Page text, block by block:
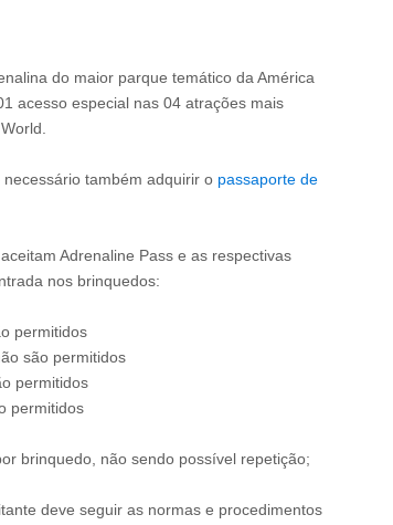
do maior parque temático da América
acesso especial nas 04 atrações mais
também adquirir o passaporte de
Adrenaline Pass e as respectivas
nos brinquedos:
permitidos
são permitidos
permitidos
permitidos
brinquedo, não sendo possível repetição;
deve seguir as normas e procedimentos